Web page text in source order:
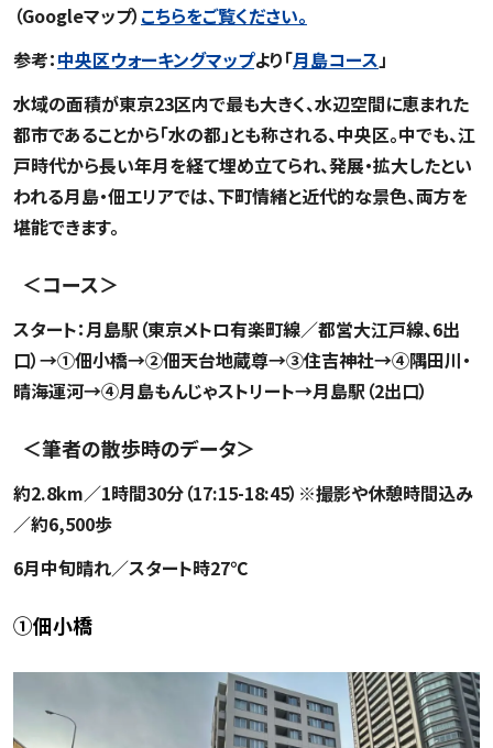
（Googleマップ） こちらをご覧ください。
参考：中央区ウォーキングマップより「月島コース」
水域の面積が東京23区内で最も大きく、水辺空間に恵まれた
都市であることから「水の都」とも称される、中央区。中でも、江
戸時代から長い年月を経て埋め立てられ、発展・拡大したとい
われる月島・佃エリアでは、下町情緒と近代的な景色、両方を
堪能できます。
＜コース＞
スタート：月島駅（東京メトロ有楽町線／都営大江戸線、6出
口）→①佃小橋→②佃天台地蔵尊→③住吉神社→④隅田川・
晴海運河→④月島もんじゃストリート→月島駅（2出口）
＜筆者の散歩時のデータ＞
約2.8km／1時間30分（17:15-18:45）※撮影や休憩時間込み
／約6,500歩
6月中旬晴れ／スタート時27℃
①佃小橋